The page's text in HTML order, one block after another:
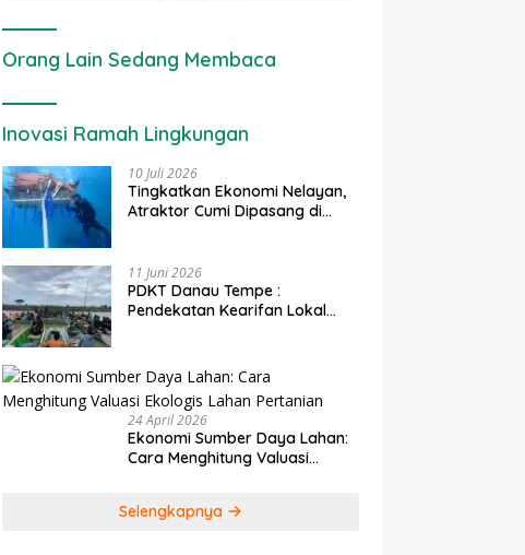
Orang Lain Sedang Membaca
Inovasi Ramah Lingkungan
10 Juli 2026
Tingkatkan Ekonomi Nelayan,
Atraktor Cumi Dipasang di
11 Juni 2026
PDKT Danau Tempe :
Pendekatan Kearifan Lokal
24 April 2026
Ekonomi Sumber Daya Lahan:
Cara Menghitung Valuasi
Selengkapnya